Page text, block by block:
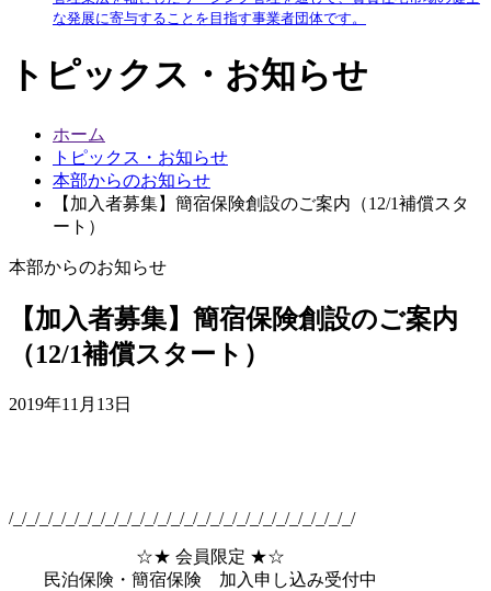
な発展に寄与することを目指す事業者団体です。
トピックス・お知らせ
ホーム
トピックス・お知らせ
本部からのお知らせ
【加入者募集】簡宿保険創設のご案内（12/1補償スタ
ート）
本部からのお知らせ
【加入者募集】簡宿保険創設のご案内
（12/1補償スタート）
2019年11月13日
/_/_/_/_/_/_/_/_/_/_/_/_/_/_/_/_/_/_/_/_/_/_/_/_/_/_/
☆★ 会員限定 ★☆
民泊保険・簡宿保険 加入申し込み受付中